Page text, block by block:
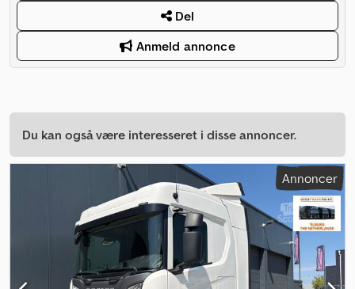
Del
Anmeld annonce
Du kan også være interesseret i disse annoncer.
Annoncer